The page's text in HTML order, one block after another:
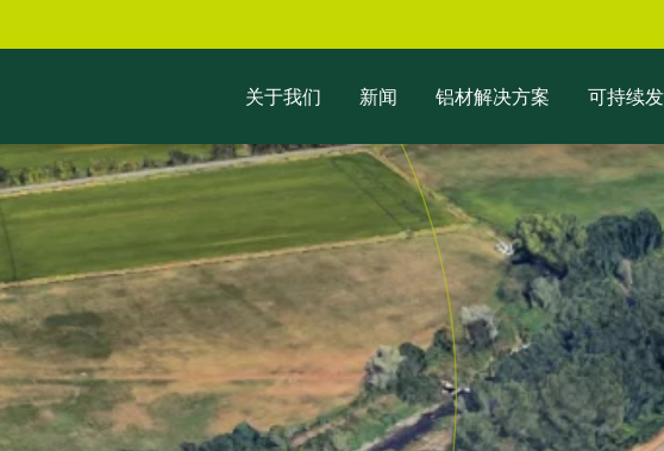
关于我们 新闻 铝材解决方案 可持续